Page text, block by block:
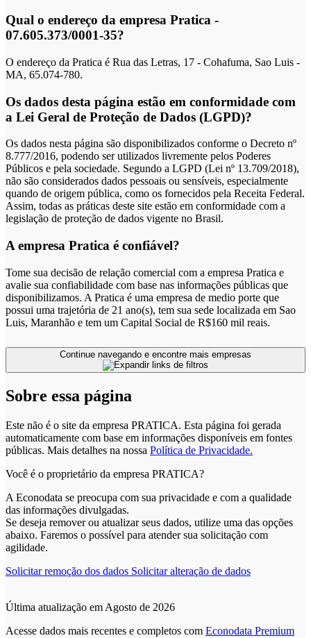
Qual o endereço da empresa Pratica -
07.605.373/0001-35?
O endereço da Pratica é Rua das Letras, 17 - Cohafuma, Sao Luis -
MA, 65.074-780.
Os dados desta página estão em conformidade com
a Lei Geral de Proteção de Dados (LGPD)?
Os dados nesta página são disponibilizados conforme o Decreto nº
8.777/2016, podendo ser utilizados livremente pelos Poderes
Públicos e pela sociedade. Segundo a LGPD (Lei nº 13.709/2018),
não são considerados dados pessoais ou sensíveis, especialmente
quando de origem pública, como os fornecidos pela Receita Federal.
Assim, todas as práticas deste site estão em conformidade com a
legislação de proteção de dados vigente no Brasil.
A empresa Pratica é confiável?
Tome sua decisão de relação comercial com a empresa Pratica e
avalie sua confiabilidade com base nas informações públicas que
disponibilizamos. A Pratica é uma empresa de medio porte que
possui uma trajetória de 21 ano(s), tem sua sede localizada em Sao
Luis, Maranhão e tem um Capital Social de R$160 mil reais.
Sobre essa página
Este não é o site da empresa PRATICA. Esta página foi gerada
automaticamente com base em informações disponíveis em fontes
públicas. Mais detalhes na nossa Política de Privacidade.
Você é o proprietário da empresa PRATICA?
A Econodata se preocupa com sua privacidade e com a qualidade
das informações divulgadas.
Se deseja remover ou atualizar seus dados, utilize uma das opções
abaixo. Faremos o possível para atender sua solicitação com
agilidade.
Solicitar remoção dos dados Solicitar alteração de dados
Última atualização em Agosto de 2026
Acesse dados mais recentes e completos com Econodata Premium